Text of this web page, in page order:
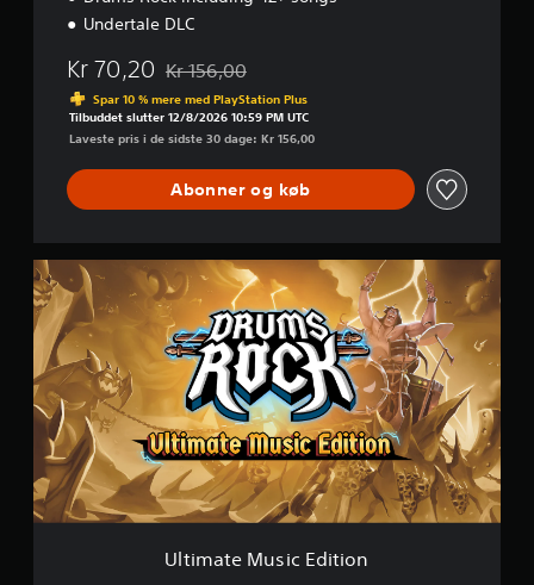
Undertale DLC
Kr 70,20 Nedsat fra den normale pris på Kr 156,00
Kr 156,00
Spar 10 % mere med PlayStation Plus
Tilbuddet slutter 12/8/2026 10:59 PM UTC
Laveste pris i de sidste 30 dage: Kr 156,00
Abonner og køb
U
l
t
i
a
t
e
s
i
c
Ultimate Music Edition